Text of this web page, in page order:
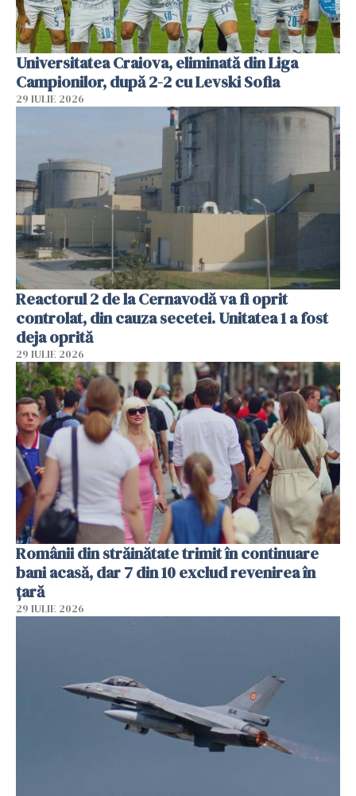
Universitatea Craiova, eliminată din Liga
Campionilor, după 2-2 cu Levski Sofia
29 IULIE 2026
Reactorul 2 de la Cernavodă va fi oprit
controlat, din cauza secetei. Unitatea 1 a fost
deja oprită
29 IULIE 2026
Românii din străinătate trimit în continuare
bani acasă, dar 7 din 10 exclud revenirea în
țară
29 IULIE 2026